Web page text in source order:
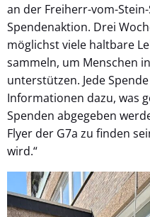
an der Freiherr-vom-
Spendenaktion. Drei
möglichst viele haltbare
sammeln, um Menschen
unterstützen. Jede
Informationen dazu, was
Spenden abgegeben
Flyer der G7a zu finden
wird.“